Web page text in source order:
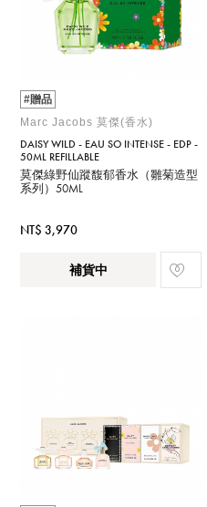
#贈品
Marc Jacobs 莫傑(香水)
DAISY WILD - EAU SO INTENSE - EDP -
50ML REFILLABLE
莫傑綠野仙蹤馥郁香水（雛菊造型
系列）50ML
NT$ 3,970
補貨中